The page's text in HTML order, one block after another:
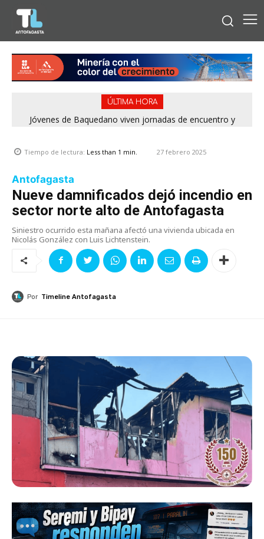
ÚLTIMA HORA
Jóvenes de Baquedano viven jornadas de encuentro y
Tiempo de lectura: Less than 1 min. 27 febrero 2025
Antofagasta
Nueve damnificados dejó incendio en
sector norte alto de Antofagasta
Siniestro ocurrido esta mañana afectó una vivienda ubicada en
Nicolás González con Luis Lichtenstein.
Por Timeline Antofagasta